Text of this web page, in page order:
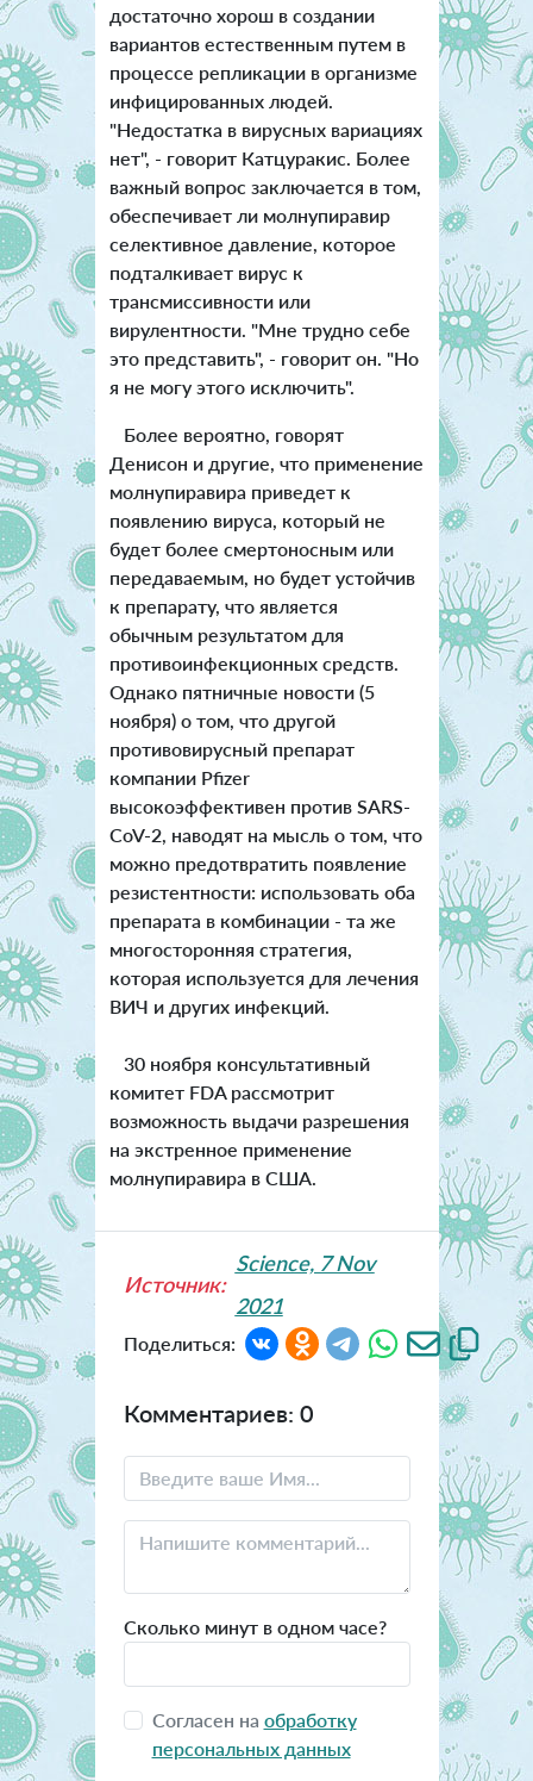
достаточно хорош в создании
вариантов естественным путем в
процессе репликации в организме
инфицированных людей.
"Недостатка в вирусных вариациях
нет", - говорит Катцуракис. Более
важный вопрос заключается в том,
обеспечивает ли молнупиравир
селективное давление, которое
подталкивает вирус к
трансмиссивности или
вирулентности. "Мне трудно себе
это представить", - говорит он. "Но
я не могу этого исключить".
Более вероятно, говорят
Денисон и другие, что применение
молнупиравира приведет к
появлению вируса, который не
будет более смертоносным или
передаваемым, но будет устойчив
к препарату, что является
обычным результатом для
противоинфекционных средств.
Однако пятничные новости (5
ноября) о том, что другой
противовирусный препарат
компании Pfizer
высокоэффективен против SARS-
CoV-2, наводят на мысль о том, что
можно предотвратить появление
резистентности: использовать оба
препарата в комбинации - та же
многосторонняя стратегия,
которая используется для лечения
ВИЧ и других инфекций.
30 ноября консультативный
комитет FDA рассмотрит
возможность выдачи разрешения
на экстренное применение
молнупиравира в США.
Источник:
Science, 7 Nov
2021
Поделиться:
Комментариев: 0
Сколько минут в одном часе?
Согласен на обработку
персональных данных